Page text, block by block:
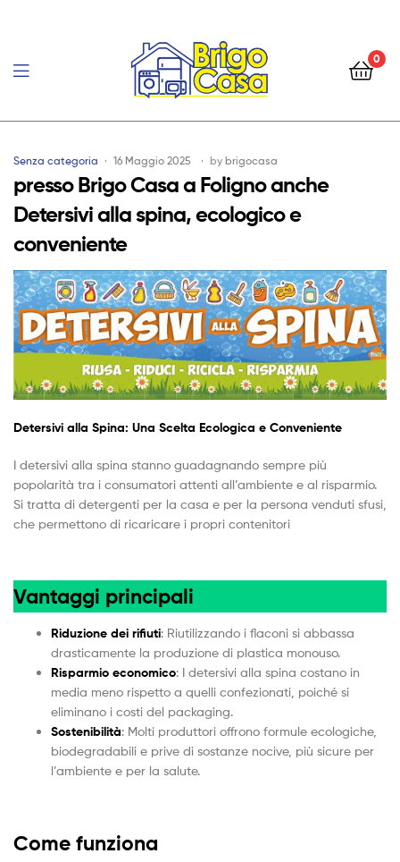
Brigo
Casa
0
Senza categoria 16 Maggio 2025 by brigocasa
presso Brigo Casa a Foligno anche
Detersivi alla spina, ecologico e
conveniente
Detersivi alla Spina: Una Scelta Ecologica e Conveniente
I detersivi alla spina stanno guadagnando sempre più
popolarità tra i consumatori attenti all’ambiente e al risparmio.
Si tratta di detergenti per la casa e per la persona venduti sfusi,
che permettono di ricaricare i propri contenitori
Vantaggi principali
Riduzione dei rifiuti: Riutilizzando i flaconi si abbassa
drasticamente la produzione di plastica monouso.
Risparmio economico: I detersivi alla spina costano in
media meno rispetto a quelli confezionati, poiché si
eliminano i costi del packaging.
Sostenibilità: Molti produttori offrono formule ecologiche,
biodegradabili e prive di sostanze nocive, più sicure per
l’ambiente e per la salute.
Come funziona